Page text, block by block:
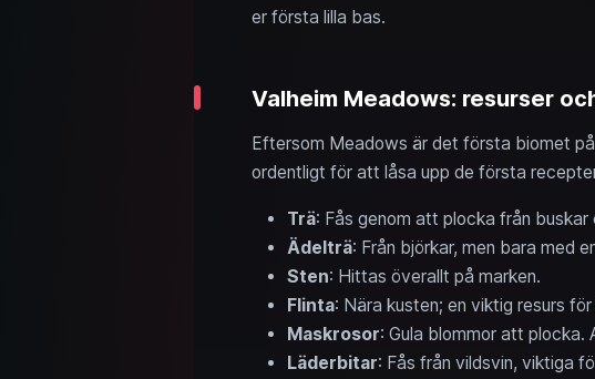
er första lilla bas.
Valheim Meadows: resurser
Eftersom Meadows är det första biomet
ordentligt för att låsa upp de första
Trä: Fås genom att plocka från buskar
Ädelträ: Från björkar, men bara med
Sten: Hittas överallt på marken.
Flinta: Nära kusten; en viktig resurs
Maskrosor: Gula blommor att plocka.
Läderbitar: Fås från vildsvin, viktiga